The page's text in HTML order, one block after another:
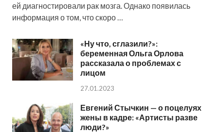
ей диагностировали рак мозга. Однако появилась
информация о том, что скоро …
«Ну что, сглазили?»:
беременная Ольга Орлова
рассказала о проблемах с
лицом
27.01.2023
Евгений Стычкин — о поцелуях
жены в кадре: «Артисты разве
люди?»